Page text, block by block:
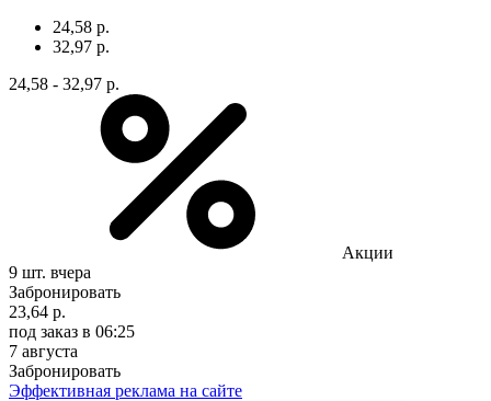
24,58 р.
32,97 р.
24,58 - 32,97 р.
Акции
9 шт. вчера
Забронировать
23,64 р.
под заказ в 06:25
7 августа
Забронировать
Эффективная реклама на сайте